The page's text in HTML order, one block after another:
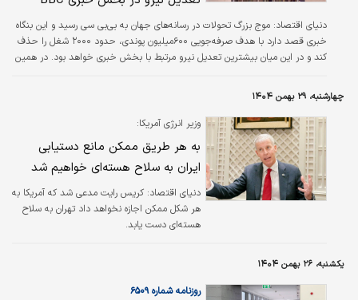
واگذار کند. تیم برنهام و «وز استریتینگ» (دیگر
نامزد احتمالی رهبری حزب) در…
دنیای اقتصاد: موج بزرگ تحولات در رسانه‌های جهان به بی‌بی سی رسید و این بنگاه
خبری قصد دارد با هدف صرفه‌جویی ۶۰۰‌میلیون پوندی، حدود ۲۰۰۰ شغل را حذف
کند و در این میان بیشترین تعدیل نیرو مرتبط با بخش خبری خواهد بود. در همین
خواهند شد.
چهارشنبه، ۲۹ بهمن ۱۴۰۴
وزیر انرژی آمریکا:
به هر طریق ممکن مانع دستیابی
ایران به سلاح هسته‌ای خواهیم شد
دنیای اقتصاد: کریس رایت مدعی شد که آمریکا به
هر شکل ممکن اجازه نخواهد داد تهران به سلاح
هسته‌ای دست یابد.
یکشنبه، ۲۶ بهمن ۱۴۰۴
روزنامه شماره ۶۵۰۹